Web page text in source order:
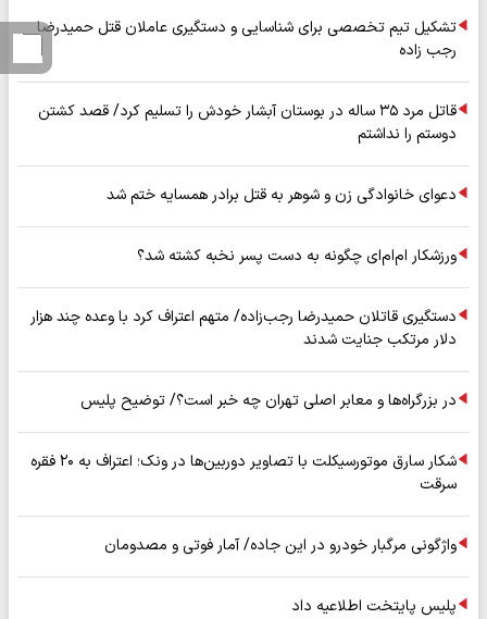
تشکیل تیم تخصصی برای شناسایی و دستگیری عاملان قتل حمیدرضا
رجب زاده
قاتل مرد ۳۵ ساله در بوستان آبشار خودش را تسلیم کرد/ قصد کشتن
دوستم را نداشتم
دعوای خانوادگی زن و شوهر به قتل برادر همسایه ختم شد
ورزشکار ام‌ام‌ای چگونه به دست پسر نخبه کشته شد؟
دستگیری قاتلان حمیدرضا رجب‌زاده/ متهم اعتراف کرد با وعده چند هزار
دلار مرتکب جنایت شدند
در بزرگراه‌ها و معابر اصلی تهران چه خبر است؟/ توضیح پلیس
شکار سارق موتورسیکلت با تصاویر دوربین‌ها در ونک؛ اعتراف به ۲۰ فقره
سرقت
واژگونی مرگبار خودرو در این جاده/ آمار فوتی و مصدومان
پلیس پایتخت اطلاعیه داد